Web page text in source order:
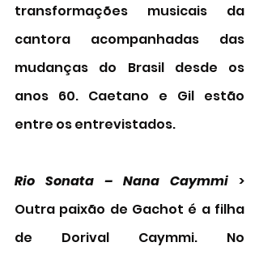
transformações musicais da
cantora acompanhadas das
mudanças do Brasil desde os
anos 60. Caetano e Gil estão
entre os entrevistados.
Rio Sonata – Nana Caymmi >
Outra paixão de Gachot é a filha
de Dorival Caymmi. No